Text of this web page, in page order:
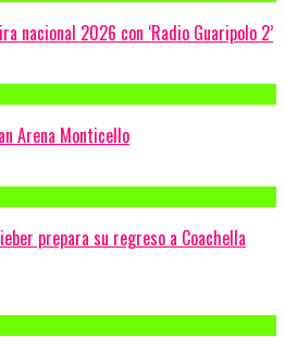
nacional 2026 con ‘Radio Guaripolo 2’
Arena Monticello
prepara su regreso a Coachella